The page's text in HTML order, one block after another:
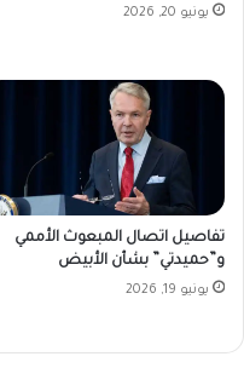
يونيو 20, 2026
تفاصيل اتصال المبعوث الأممي
و”حميدتي” بشأن الأبيض
يونيو 19, 2026